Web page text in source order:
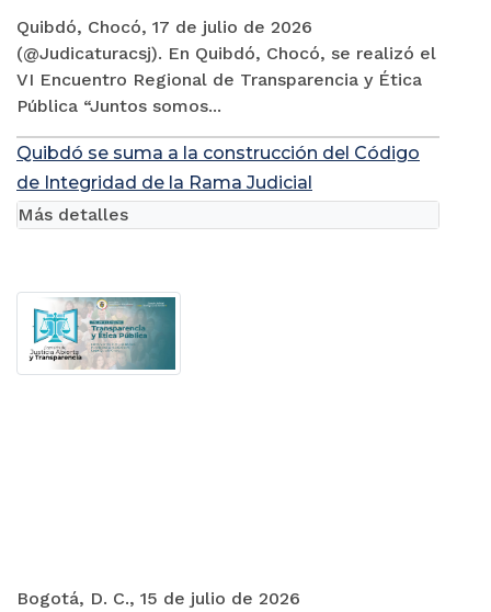
Quibdó, Chocó, 17 de julio de 2026
(@Judicaturacsj). En Quibdó, Chocó, se realizó el
VI Encuentro Regional de Transparencia y Ética
Pública “Juntos somos...
Quibdó se suma a la construcción del Código
de Integridad de la Rama Judicial
Bogotá, D. C., 15 de julio de 2026
Más detalles